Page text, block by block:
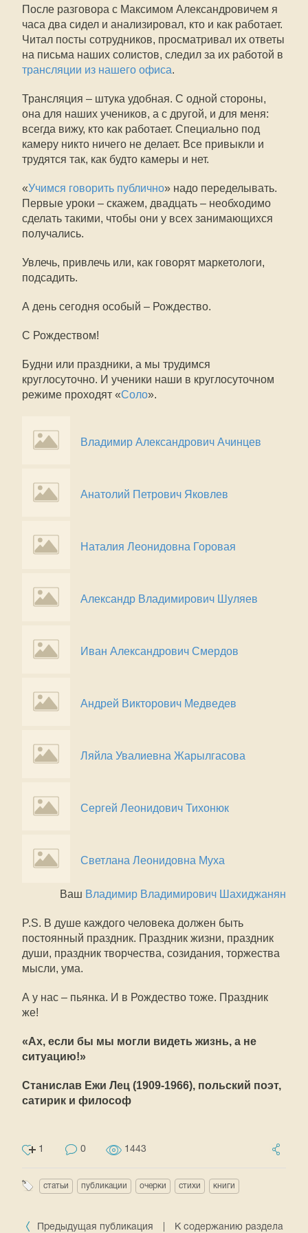
После разговора с Максимом Александровичем я
часа два сидел и анализировал, кто и как работает.
Читал посты сотрудников, просматривал их ответы
на письма наших солистов, следил за их работой в
трансляции из нашего офиса.
Трансляция – штука удобная. С одной стороны,
она для наших учеников, а с другой, и для меня:
всегда вижу, кто как работает. Специально под
камеру никто ничего не делает. Все привыкли и
трудятся так, как будто камеры и нет.
«Учимся говорить публично» надо переделывать.
Первые уроки – скажем, двадцать – необходимо
сделать такими, чтобы они у всех занимающихся
получались.
Увлечь, привлечь или, как говорят маркетологи,
подсадить.
А день сегодня особый – Рождество.
С Рождеством!
Будни или праздники, а мы трудимся
круглосуточно. И ученики наши в круглосуточном
режиме проходят «Соло».
Владимир Александрович Ачинцев
Анатолий Петрович Яковлев
Наталия Леонидовна Горовая
Александр Владимирович Шуляев
Иван Александрович Смердов
Андрей Викторович Медведев
Ляйла Увалиевна Жарылгасова
Сергей Леонидович Тихонюк
Светлана Леонидовна Муха
Ваш Владимир Владимирович Шахиджанян
P.S. В душе каждого человека должен быть
постоянный праздник. Праздник жизни, праздник
души, праздник творчества, созидания, торжества
мысли, ума.
А у нас – пьянка. И в Рождество тоже. Праздник
же!
«Ах, если бы мы могли видеть жизнь, а не
ситуацию!»
Станислав Ежи Лец (1909-1966), польский поэт,
сатирик и философ
1 0 1443
статьи публикации очерки стихи книги
Предыдущая публикация
К содержанию раздела